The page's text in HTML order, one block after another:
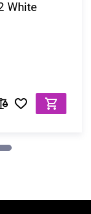
White